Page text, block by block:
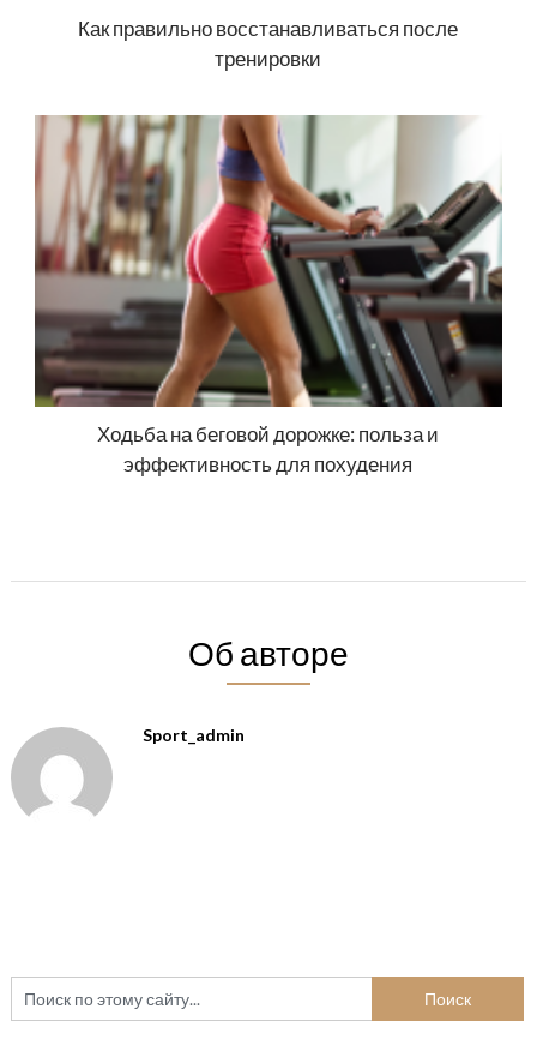
Как правильно вос­ста­нав­ли­ва­ться после
тренировки
Ходьба на беговой дорожке: польза и
эффективность для похудения
Об авторе
Sport_admin